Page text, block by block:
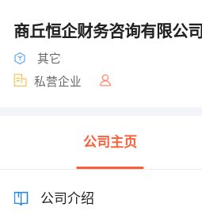
商丘恒企财务咨询有限公司
其它
私营企业
公司主页
公司介绍